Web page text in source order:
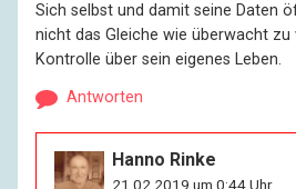
Sich selbst und damit seine Daten
nicht das Gleiche wie überwacht zu
Kontrolle über sein eigenes Leben.
Antworten
Hanno Rinke
21.02.2019 um 0:44 Uhr